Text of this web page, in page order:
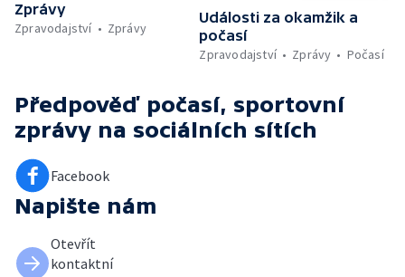
Zprávy
Zpravodajství
Zprávy
Události za okamžik a
počasí
Zpravodajství
Zprávy Počasí
Předpověď počasí, sportovní
zprávy na sociálních sítích
Facebook
Napište nám
Otevřít
kontaktní